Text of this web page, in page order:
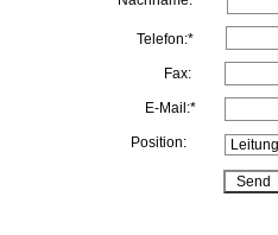
Telefon:*
E-Mail:*
Fax:
Position: